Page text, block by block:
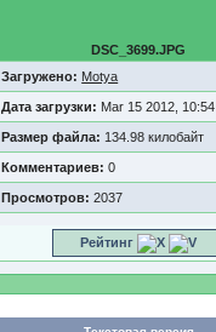
DSC_3699.JPG
Загружено: Motya
Дата загрузки: Mar 15 2012, 10:54
Размер файла: 134.98 килобайт
Комментариев: 0
Просмотров:2037
Рейтинг